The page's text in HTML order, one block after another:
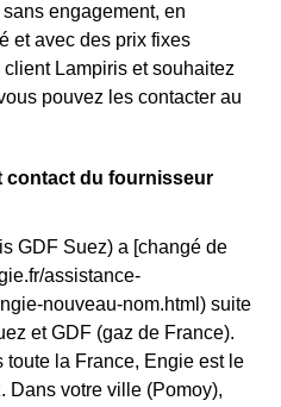
engagement, en
et avec des prix fixes
Lampiris et souhaitez
pouvez les contacter au
contact du fournisseur
GDF Suez) a [changé de
assistance-
nouveau-nom.html) suite
et GDF (gaz de France).
toute la France, Engie est le
Dans votre ville (Pomoy),